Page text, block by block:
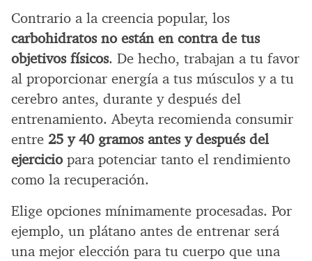
Contrario a la creencia popular, los
carbohidratos no están en contra de tus
objetivos físicos. De hecho, trabajan a tu favor
al proporcionar energía a tus músculos y a tu
cerebro antes, durante y después del
entrenamiento. Abeyta recomienda consumir
entre 25 y 40 gramos antes y después del
ejerciciopara potenciar tanto el rendimiento
como la recuperación.
Elige opciones mínimamente procesadas. Por
ejemplo, un plátano antes de entrenar será
una mejor elección para tu cuerpo que una